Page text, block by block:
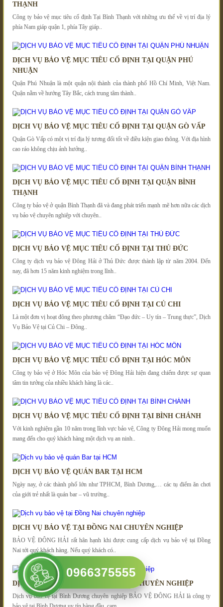
THẠNH
Công ty bảo vệ mục tiêu cố định Tại Bình Thạnh với những ưu thế về vị trí địa lý
phía Nam giáp quận 1, phía Tây giáp..
DỊCH VỤ BẢO VỆ MỤC TIÊU CỐ ĐỊNH TẠI QUẬN PHÚ
NHUẬN
Quận Phú Nhuận là một quận nội thành của thành phố Hồ Chí Minh, Việt Nam.
Quận nằm về hướng Tây Bắc, cách trung tâm thành..
DỊCH VỤ BẢO VỆ MỤC TIÊU CỐ ĐỊNH TẠI QUẬN GÒ VẤP
Quận Gò Vấp có một vị trí địa lý tương đối tốt về điều kiện giao thông. Với địa hình
cao ráo không chịu ảnh hưởng..
DỊCH VỤ BẢO VỆ MỤC TIÊU CỐ ĐỊNH TẠI QUẬN BÌNH
THẠNH
Công ty bảo vệ ở quận Bình Thạnh đã và đang phát triển mạnh mẽ hơn nữa các dịch
vụ bảo vệ chuyên nghiệp với chuyên..
DỊCH VỤ BẢO VỆ MỤC TIÊU CỐ ĐỊNH TẠI THỦ ĐỨC
Công ty dịch vụ bảo vệ Đông Hải ở Thủ Đức được thành lập từ năm 2004. Đến
nay, đã hơn 15 năm kinh nghiệm trong lĩnh..
DỊCH VỤ BẢO VỆ MỤC TIÊU CỐ ĐỊNH TẠI CỦ CHI
Là một đơn vị hoạt đông theo phương châm “Đạo đức – Uy tín – Trung thực”, Dịch
Vụ Bảo Vệ tại Củ Chi – Đông..
DỊCH VỤ BẢO VỆ MỤC TIÊU CỐ ĐỊNH TẠI HÓC MÔN
Công ty bảo vệ ở Hóc Môn của bảo vệ Đông Hải hiện đang chiếm được sự quan
tâm tin tưởng của nhiều khách hàng là các..
DỊCH VỤ BẢO VỆ MỤC TIÊU CỐ ĐỊNH TẠI BÌNH CHÁNH
Với kinh nghiệm gần 10 năm trong lĩnh vực bảo vệ, Công ty Đông Hải mong muốn
mang đến cho quý khách hàng một dịch vụ an ninh..
DỊCH VỤ BẢO VỆ QUÁN BAR TẠI HCM
Ngày nay, ở các thành phố lớn như TPHCM, Bình Dương,… các tụ điểm ăn chơi
của giới trẻ nhất là quán bar – vũ trường..
DỊCH VỤ BẢO VỆ TẠI ĐỒNG NAI CHUYÊN NGHIỆP
BẢO VỆ ĐÔNG HẢI rất hân hạnh khi được cung cấp dịch vụ bảo vệ tại Đồng
Nai tới quý khách hàng. Nếu quý khách có..
DỊCH VỤ BẢO VỆ TẠI BÌNH DƯƠNG CHUYÊN NGHIỆP
Dịch vụ bảo vệ tại Bình Dương chuyên nghiệp BẢO VỆ ĐÔNG HẢI là công ty
0966375555